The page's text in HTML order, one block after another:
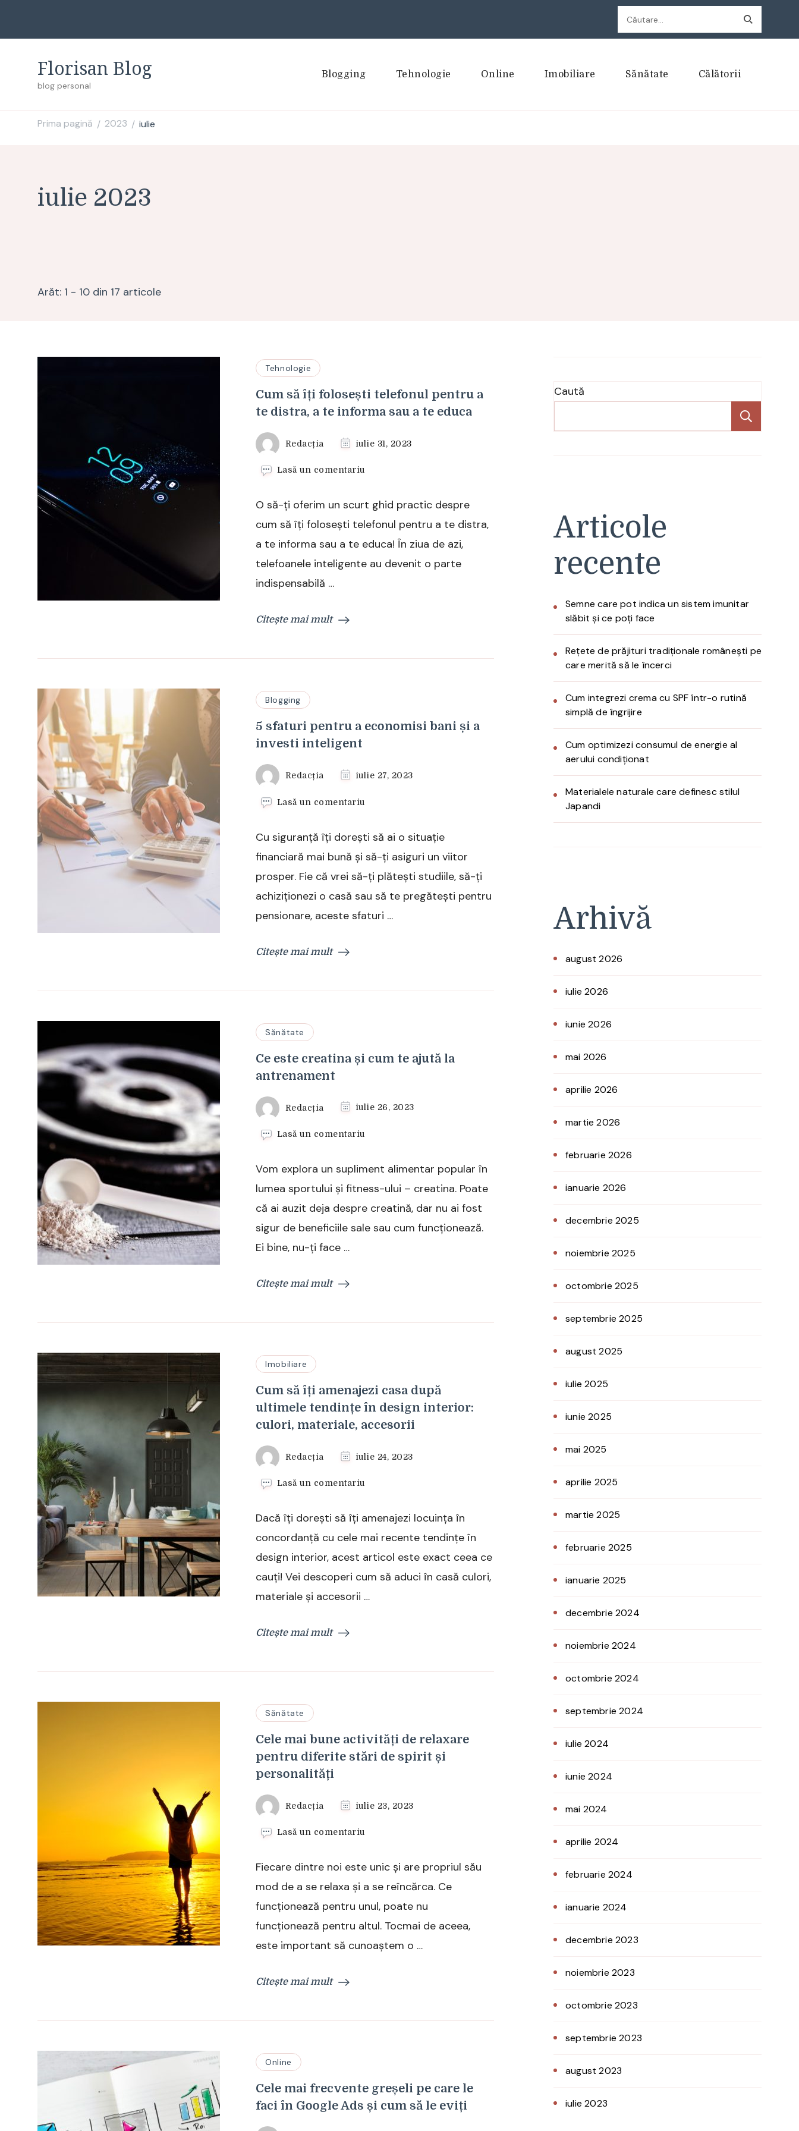
Caută
după:
Florisan Blog
blog personal
Blogging Tehnologie Online Imobiliare Sănătate Călătorii
Prima pagină / 2023 / iulie
iulie 2023
Arăt: 1 - 10 din 17 articole
Tehnologie
Cum să îți folosești telefonul pentru a
te distra, a te informa sau a te educa
Redacția iulie 31, 2023
Lasă un comentariu
îți
folosești
telefonul
pentru
te
te
O să-ți oferim un scurt ghid practic despre
cum să îți folosești telefonul pentru a te distra,
a te informa sau a te educa! În ziua de azi,
telefoanele inteligente au devenit o parte
indispensabilă …
Citește mai mult
Blogging
5 sfaturi pentru a economisi bani și a
investi inteligent
Redacția iulie 27, 2023
Lasă un comentariu
pentru
economisi
bani
a
investi
Cu siguranță îți dorești să ai o situație
financiară mai bună și să-ți asiguri un viitor
prosper. Fie că vrei să-ți plătești studiile, să-ți
achiziționezi o casă sau să te pregătești pentru
pensionare, aceste sfaturi …
Citește mai mult
Sănătate
Ce este creatina și cum te ajută la
antrenament
Redacția iulie 26, 2023
Lasă un comentariu
creatina
te
la
Vom explora un supliment alimentar popular în
lumea sportului și fitness-ului – creatina. Poate
că ai auzit deja despre creatină, dar nu ai fost
sigur de beneficiile sale sau cum funcționează.
Ei bine, nu-ți face …
Citește mai mult
Imobiliare
Cum să îți amenajezi casa după
ultimele tendințe în design interior:
culori, materiale, accesorii
Redacția iulie 24, 2023
Lasă un comentariu
îți
amenajezi
după
tendințe
Dacă îți dorești să îți amenajezi locuința în
concordanță cu cele mai recente tendințe în
design interior, acest articol este exact ceea ce
cauți! Vei descoperi cum să aduci în casă culori,
materiale și accesorii …
Citește mai mult
Sănătate
Cele mai bune activități de relaxare
pentru diferite stări de spirit și
personalități
Redacția iulie 23, 2023
Lasă un comentariu
bune
activități
relaxare
diferite
stări
Fiecare dintre noi este unic și are propriul său
mod de a se relaxa și a se reîncărca. Ce
funcționează pentru unul, poate nu
funcționează pentru altul. Tocmai de aceea,
este important să cunoaștem o …
Citește mai mult
Online
Cele mai frecvente greșeli pe care le
faci în Google Ads și cum să le eviți
Caută
Articole
recente
Semne care pot indica un sistem imunitar
slăbit și ce poți face
Rețete de prăjituri tradiționale românești pe
care merită să le încerci
Cum integrezi crema cu SPF într-o rutină
simplă de îngrijire
Cum optimizezi consumul de energie al
aerului condiționat
Materialele naturale care definesc stilul
Japandi
Arhivă
august 2026
iulie 2026
iunie 2026
mai 2026
aprilie 2026
martie 2026
februarie 2026
ianuarie 2026
decembrie 2025
noiembrie 2025
octombrie 2025
septembrie 2025
august 2025
iulie 2025
iunie 2025
mai 2025
aprilie 2025
martie 2025
februarie 2025
ianuarie 2025
decembrie 2024
noiembrie 2024
octombrie 2024
septembrie 2024
iulie 2024
iunie 2024
mai 2024
aprilie 2024
februarie 2024
ianuarie 2024
decembrie 2023
noiembrie 2023
octombrie 2023
septembrie 2023
august 2023
iulie 2023